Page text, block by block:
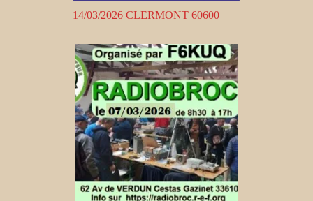
14/03/2026 CLERMONT 60600